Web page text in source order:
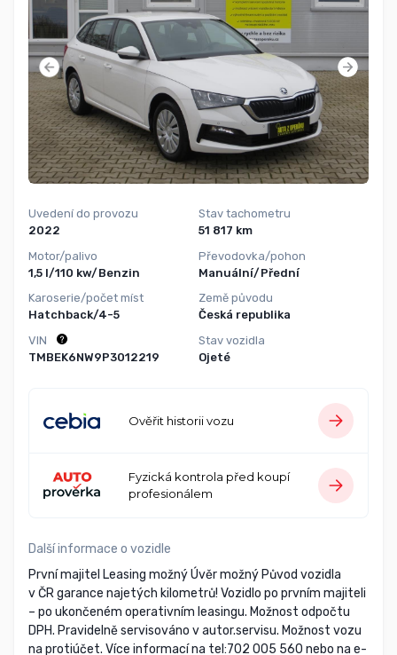
Uvedení do provozu
2022
Motor/palivo
1,5 l/110 kw/Benzin
Karoserie/počet míst
Hatchback/4-5
Stav tachometru
51 817 km
Převodovka/pohon
Manuální/Přední
Země původu
Česká republika
VIN
TMBEK6NW9P3012219
Stav vozidla
Ojeté
Ověřit historii vozu
Fyzická kontrola před koupí
profesionálem
Další informace o vozidle
První majitel Leasing možný Úvěr možný Původ vozidla
v ČR garance najetých kilometrů! Vozidlo po prvním majiteli
– po ukončeném operativním leasingu. Možnost odpočtu
DPH. Pravidelně servisováno v autor.servisu. Možnost vozu
na protiúčet. Více informací na tel:702 005 560 nebo na e-